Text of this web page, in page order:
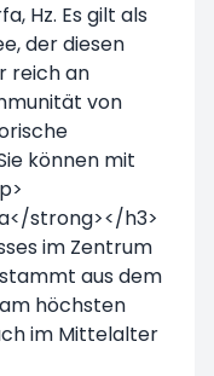
Hz. Es gilt als
der diesen
reich an
von
können mit
strong></h3>
im Zentrum
stammt aus dem
höchsten
im Mittelalter